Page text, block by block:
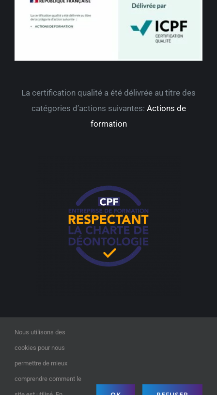
La certification qualité a été délivrée au titre des
catégories d’actions suivantes: Actions de
formation
Digitalix Formation| All Rights Reserved |
Nous utilisons des
cookies pour nous
permettre de mieux
comprendre comment le